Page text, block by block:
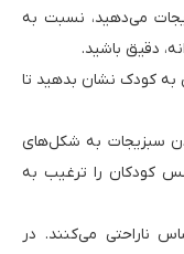
می‌دهید، نسبت به
دقیق باشید.
به کودک نشان بدهید تا
سبزیجات به شکل‌های
کودکان را ترغیب به
ناراحتی می‌کنند. در